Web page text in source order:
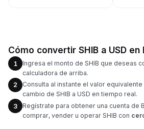
Cómo convertir SHIB a USD en
1
Ingresa el monto de SHIB que deseas
calculadora de arriba.
2
Consulta al instante el valor
cambio de SHIB a USD en tiempo real.
3
Regístrate para obtener una cuenta de
comprar, vender u operar SHIB con